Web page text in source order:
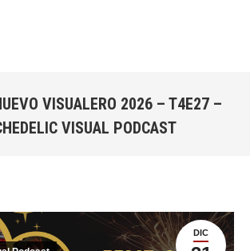
VISUALERO 2026 – T4E27 –
VISUAL PODCAST
DIC